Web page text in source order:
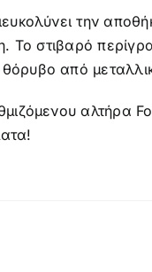
την
Το στιβαρό
από
αλτήρα